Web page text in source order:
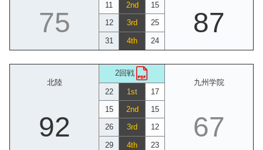
75
11 2nd 15
87
12 3rd 25
31 4th 24
北陸
2回戦
九州学院
22
1st 17
92
15 2nd 15
67
26 3rd 12
29 4th 23